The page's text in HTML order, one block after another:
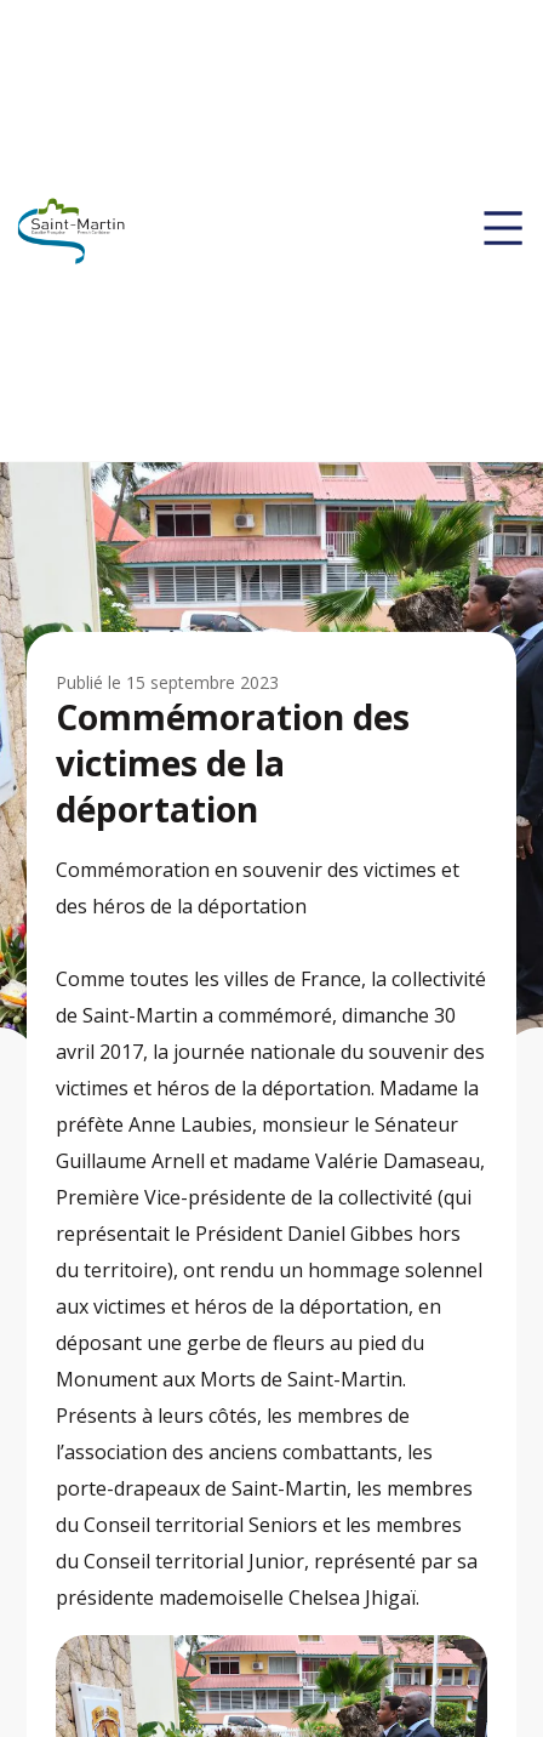
Publié le 15 septembre 2023
Commémoration des
victimes de la
déportation
Commémoration en souvenir des victimes et
des héros de la déportation
Comme toutes les villes de France, la collectivité
de Saint-Martin a commémoré, dimanche 30
avril 2017, la journée nationale du souvenir des
victimes et héros de la déportation. Madame la
préfète Anne Laubies, monsieur le Sénateur
Guillaume Arnell et madame Valérie Damaseau,
Première Vice-présidente de la collectivité (qui
représentait le Président Daniel Gibbes hors
du territoire), ont rendu un hommage solennel
aux victimes et héros de la déportation, en
déposant une gerbe de fleurs au pied du
Monument aux Morts de Saint-Martin.
Présents à leurs côtés, les membres de
l’association des anciens combattants, les
porte-drapeaux de Saint-Martin, les membres
du Conseil territorial Seniors et les membres
du Conseil territorial Junior, représenté par sa
présidente mademoiselle Chelsea Jhigaï.